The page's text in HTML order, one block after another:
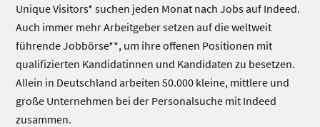
Unique Visitors* suchen jeden Monat nach Jobs auf Indeed.
Auch immer mehr Arbeitgeber setzen auf die weltweit
führende Jobbörse**, um ihre offenen Positionen mit
qualifizierten Kandidatinnen und Kandidaten zu besetzen.
Allein in Deutschland arbeiten 50.000 kleine, mittlere und
große Unternehmen bei der Personalsuche mit Indeed
zusammen.